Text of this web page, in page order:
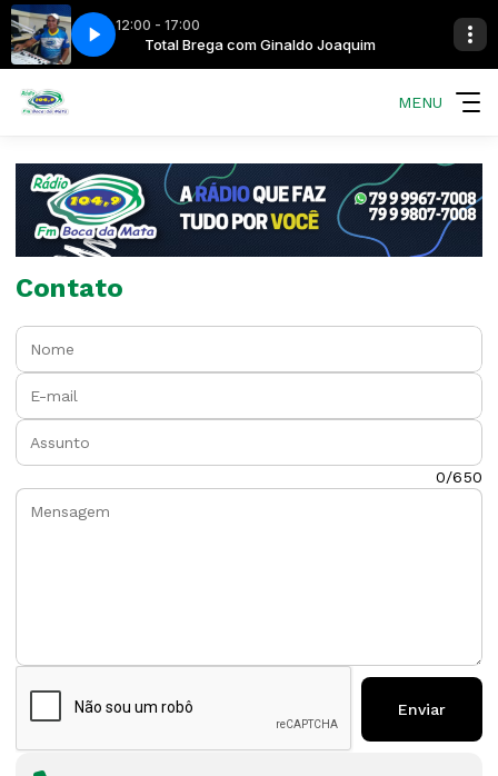
12:00 - 17:00
Joaquim Total Brega com Ginaldo Joaquim
MENU
Contato
Nome:
E-mail:
Assunto:
0/650
Enviar